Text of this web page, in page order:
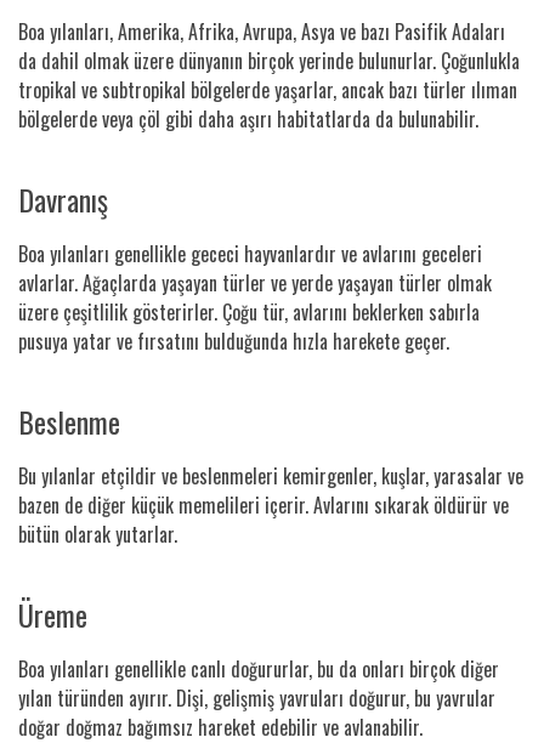
Boa yılanları, Amerika, Afrika, Avrupa, Asya ve bazı Pasifik Adaları
da dahil olmak üzere dünyanın birçok yerinde bulunurlar. Çoğunlukla
tropikal ve subtropikal bölgelerde yaşarlar, ancak bazı türler ılıman
bölgelerde veya çöl gibi daha aşırı habitatlarda da bulunabilir.
Davranış
Boa yılanları genellikle gececi hayvanlardır ve avlarını geceleri
avlarlar. Ağaçlarda yaşayan türler ve yerde yaşayan türler olmak
üzere çeşitlilik gösterirler. Çoğu tür, avlarını beklerken sabırla
pusuya yatar ve fırsatını bulduğunda hızla harekete geçer.
Beslenme
Bu yılanlar etçildir ve beslenmeleri kemirgenler, kuşlar, yarasalar ve
bazen de diğer küçük memelileri içerir. Avlarını sıkarak öldürür ve
bütün olarak yutarlar.
Üreme
Boa yılanları genellikle canlı doğururlar, bu da onları birçok diğer
yılan türünden ayırır. Dişi, gelişmiş yavruları doğurur, bu yavrular
doğar doğmaz bağımsız hareket edebilir ve avlanabilir.